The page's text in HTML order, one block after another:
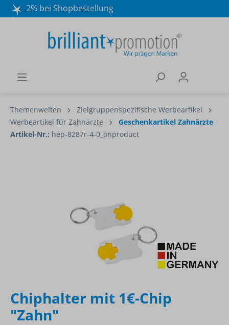
2% bei Shopbestellung
Wir beraten Sie gerne:
040 / 570 18 25 70
Themenwelten
Zielgruppenspezifische Werbeartikel
Werbeartikel für Zahnärzte
Geschenkartikel Zahnärzte
Artikel-Nr.: hep-8287r-4-0_onproduct
Chiphalter mit 1€-Chip
"Zahn"